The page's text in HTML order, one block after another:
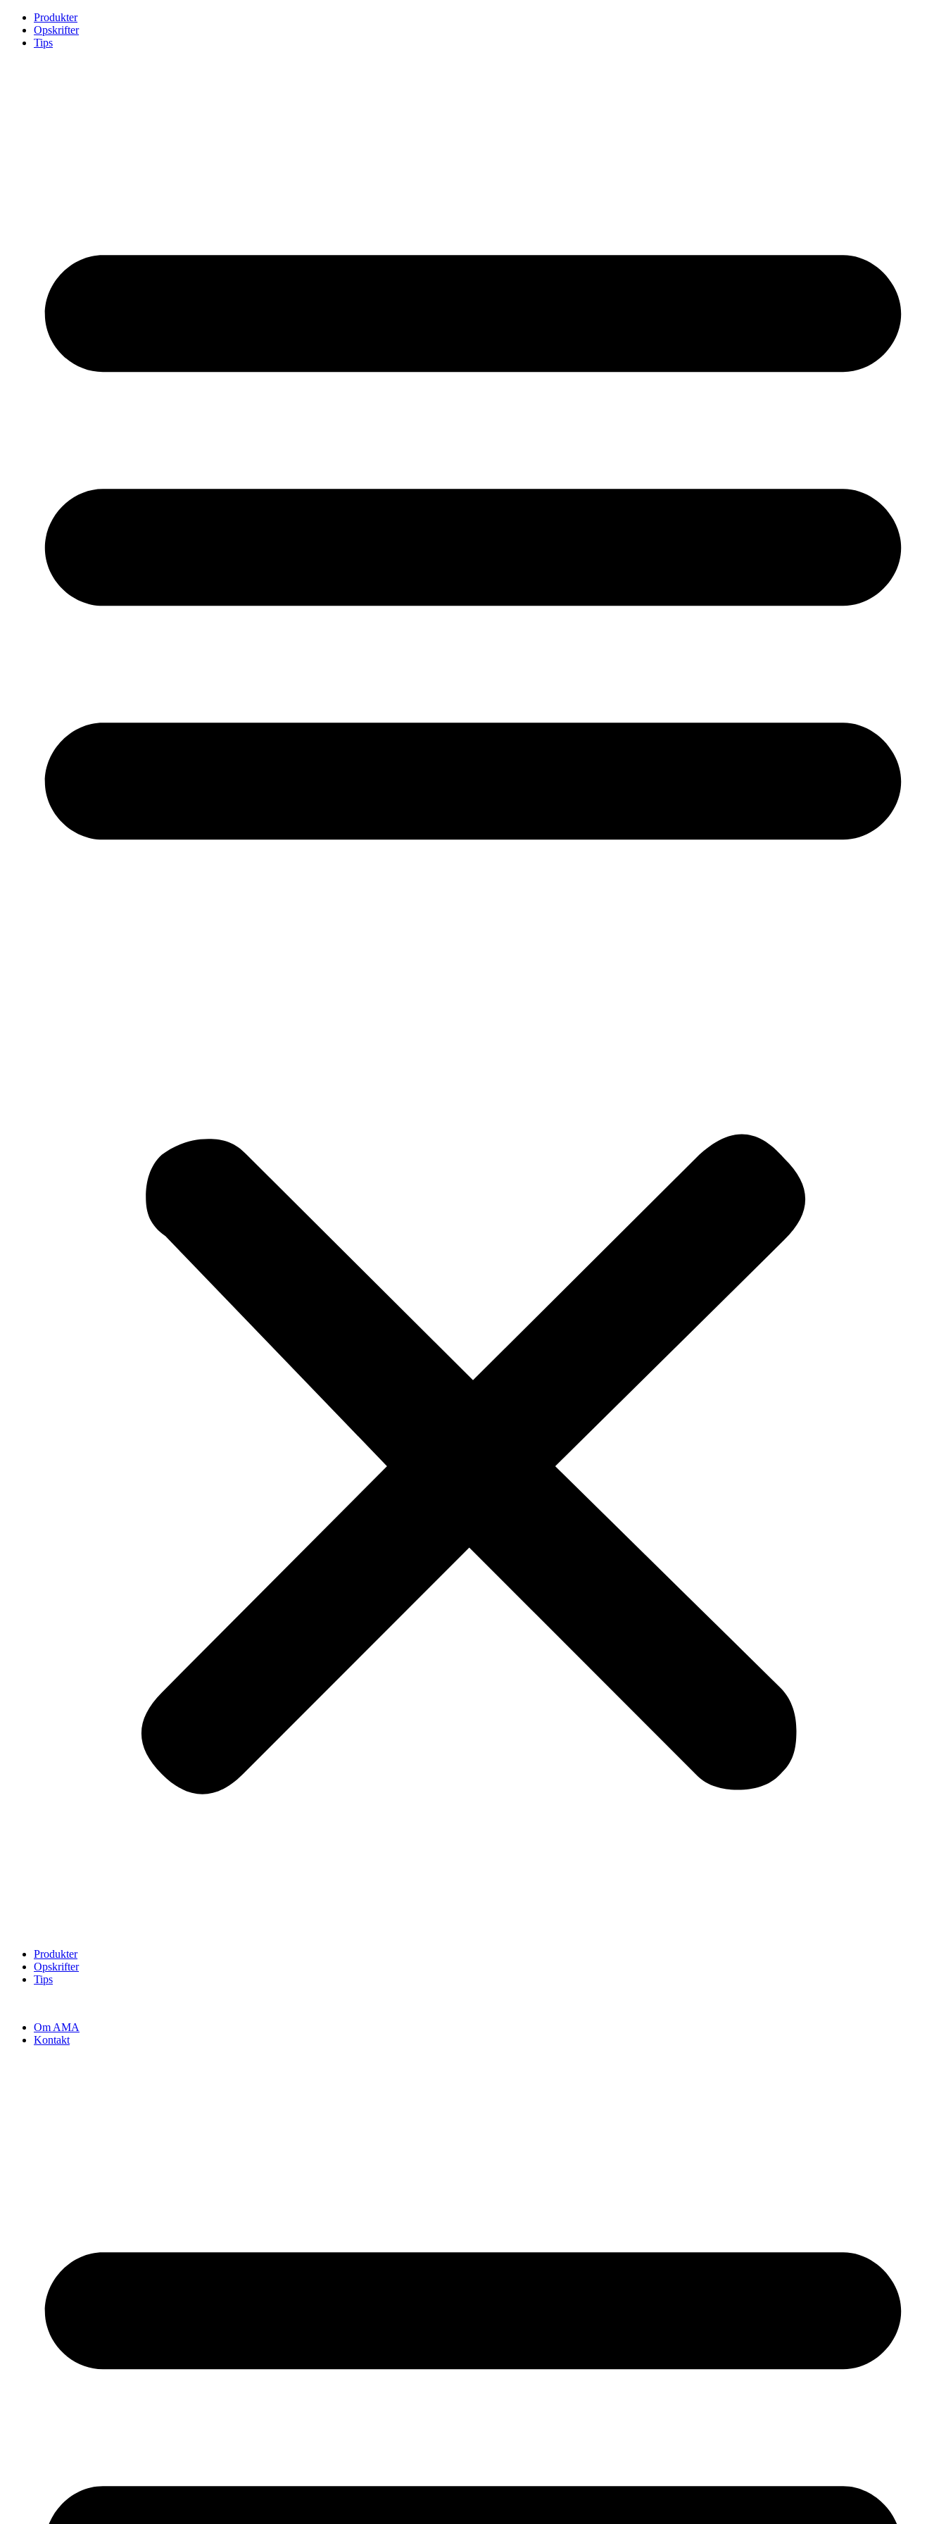
Skip
content
Produkter
Opskrifter
Tips
Produkter
Opskrifter
Tips
Om AMA
Kontakt